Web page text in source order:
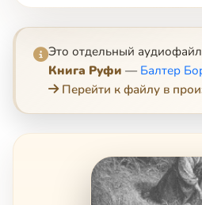
Это отдельный
Книга Руфи — Балтер
Перейти к файлу в